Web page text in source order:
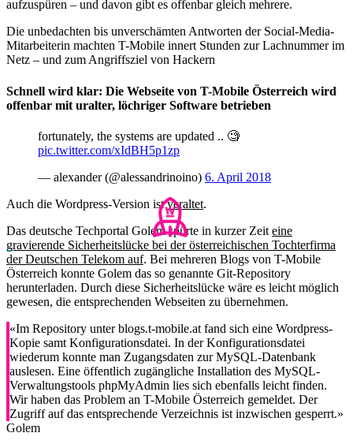
aufzuspüren – und davon gibt es offenbar gleich mehrere.
Die unbedachten bis unverschämten Antworten der Social-Media-
Mitarbeiterin machten T-Mobile innert Stunden zur Lachnummer im
Netz – und zum Angriffsziel von Hackern
Schnell wird klar: Die Webseite von T-Mobile Österreich wird
offenbar mit uralter, löchriger Software betrieben
fortunately, the systems are updated .. 🧐
pic.twitter.com/xIdBH5p1zp
— alexander (@alessandrinoino) 6. April 2018
Auch die Wordpress-Version istveraltet.
Das deutsche Techportal Golem spürte in kurzer Zeit eine
gravierende Sicherheitslücke bei der österreichischen Tochterfirma
der Deutschen Telekom auf. Bei mehreren Blogs von T-Mobile
Österreich konnte Golem das so genannte Git-Repository
herunterladen. Durch diese Sicherheitslücke wäre es leicht möglich
gewesen, die entsprechenden Webseiten zu übernehmen.
«Im Repository unter blogs.t-mobile.at fand sich eine Wordpress-
Kopie samt Konfigurationsdatei. In der Konfigurationsdatei
wiederum konnte man Zugangsdaten zur MySQL-Datenbank
auslesen. Eine öffentlich zugängliche Installation des MySQL-
Verwaltungstools phpMyAdmin lies sich ebenfalls leicht finden.
Wir haben das Problem an T-Mobile Österreich gemeldet. Der
Zugriff auf das entsprechende Verzeichnis ist inzwischen gesperrt.»
Golem